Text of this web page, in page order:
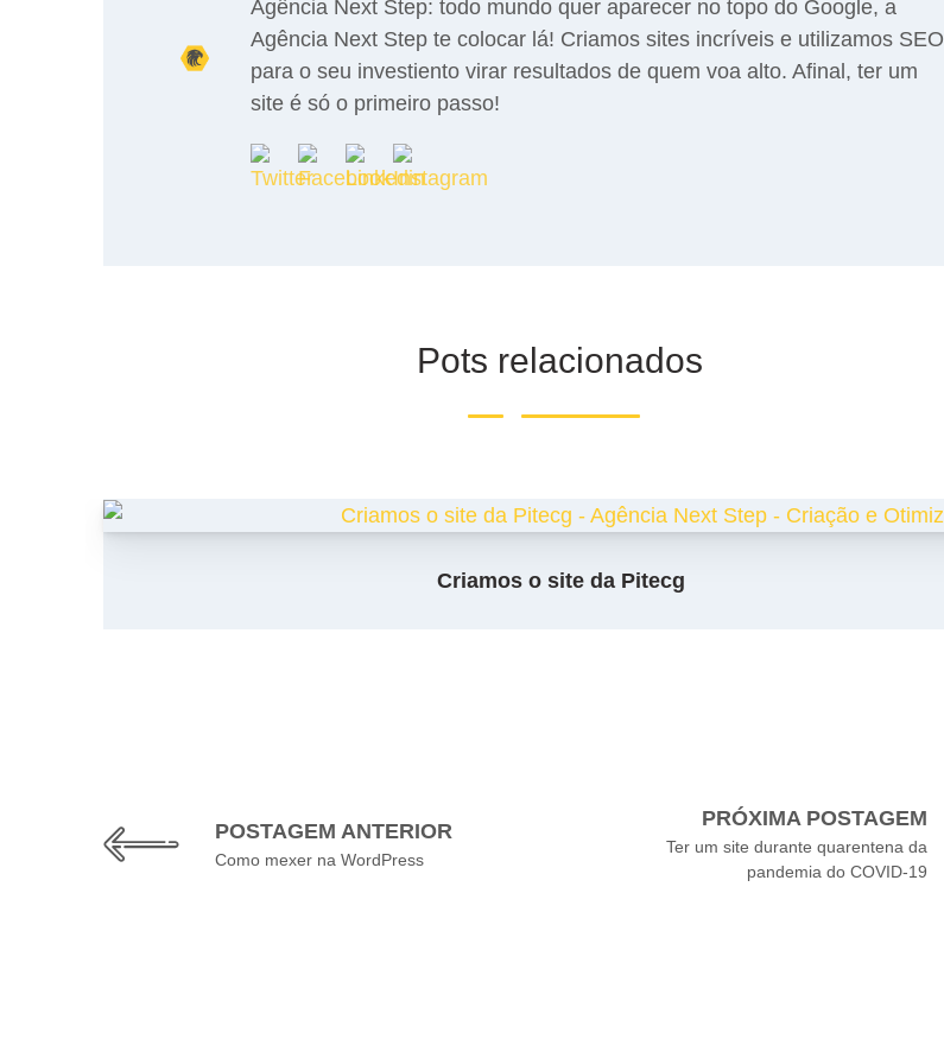
Agência Next Step: todo mundo quer aparecer no topo do Google, a
Agência Next Step te colocar lá! Criamos sites incríveis e utilizamos SEO
para o seu investiento virar resultados de quem voa alto. Afinal, ter um
site é só o primeiro passo!
Pots relacionados
Criamos o site da Pitecg
POSTAGEM ANTERIOR
Como mexer na WordPress
PRÓXIMA POSTAGEM
Ter um site durante quarentena da
pandemia do COVID-19